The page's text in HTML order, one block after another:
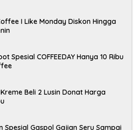
I Like Monday Diskon Hingga
Spesial COFFEEDAY Hanya 10 Ribu
Beli 2 Lusin Donat Harga
Spesial Gaspol Gajian Seru Sampai